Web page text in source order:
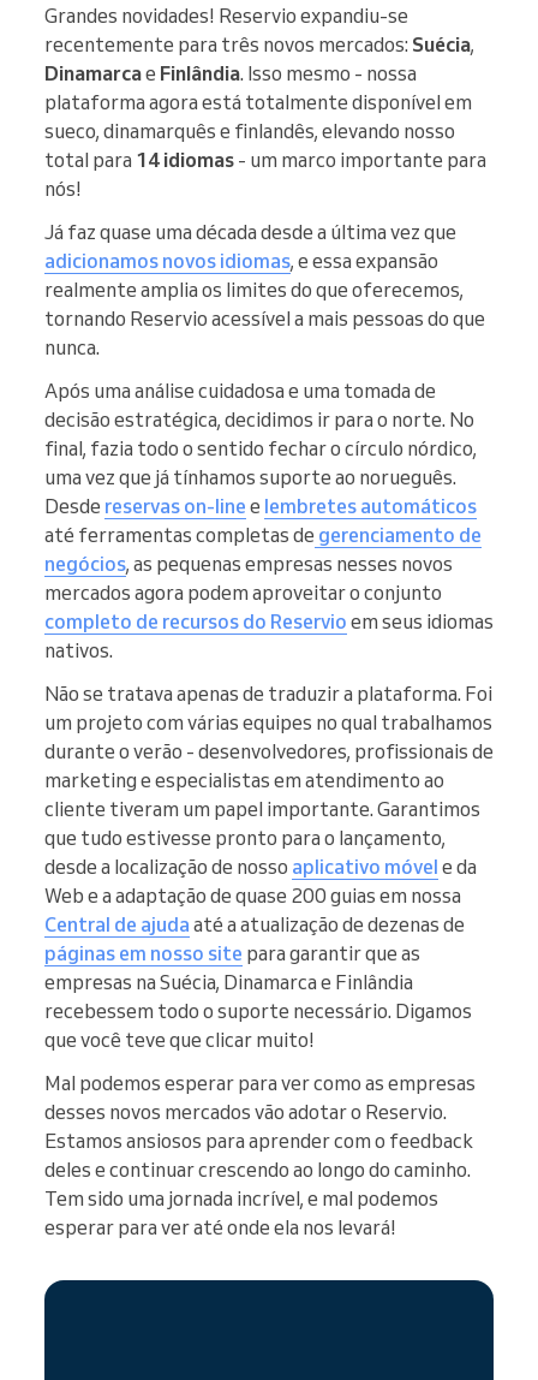
Grandes novidades! Reservio expandiu-se
recentemente para três novos mercados: Suécia,
Dinamarcae Finlândia. Isso mesmo - nossa
plataforma agora está totalmente disponível em
sueco, dinamarquês e finlandês, elevando nosso
total para 14 idiomas - um marco importante para
nós!
Já faz quase uma década desde a última vez que
adicionamos novos idiomas, e essa expansão
realmente amplia os limites do que oferecemos,
tornando Reservio acessível a mais pessoas do que
nunca.
Após uma análise cuidadosa e uma tomada de
decisão estratégica, decidimos ir para o norte. No
final, fazia todo o sentido fechar o círculo nórdico,
uma vez que já tínhamos suporte ao norueguês.
Desde reservas on-line e lembretes automáticos
até ferramentas completas de gerenciamento de
negócios, as pequenas empresas nesses novos
mercados agora podem aproveitar o conjunto
completo de recursos do Reservio em seus idiomas
nativos.
Não se tratava apenas de traduzir a plataforma. Foi
um projeto com várias equipes no qual trabalhamos
durante o verão - desenvolvedores, profissionais de
marketing e especialistas em atendimento ao
cliente tiveram um papel importante. Garantimos
que tudo estivesse pronto para o lançamento,
desde a localização de nosso aplicativo móvel e da
Web e a adaptação de quase 200 guias em nossa
Central de ajuda até a atualização de dezenas de
páginas em nosso site para garantir que as
empresas na Suécia, Dinamarca e Finlândia
recebessem todo o suporte necessário. Digamos
que você teve que clicar muito!
Mal podemos esperar para ver como as empresas
desses novos mercados vão adotar o Reservio.
Estamos ansiosos para aprender com o feedback
deles e continuar crescendo ao longo do caminho.
Tem sido uma jornada incrível, e mal podemos
esperar para ver até onde ela nos levará!